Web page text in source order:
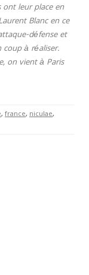
leur place en
Blanc en ce
défense et
coup à réaliser.
on vient à Paris
, france, niculae,